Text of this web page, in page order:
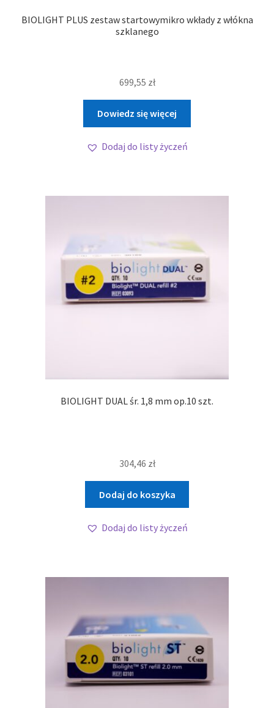
BIOLIGHT PLUS zestaw startowymikro wkłady z włókna
szklanego
699,55 zł
Dowiedz się więcej
Dodaj do listy życzeń
BIOLIGHT DUAL śr. 1,8 mm op.10 szt.
304,46 zł
Dodaj do koszyka
Dodaj do listy życzeń